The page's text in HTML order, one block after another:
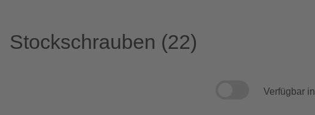
Stockschrauben (22)
Verfügbar in